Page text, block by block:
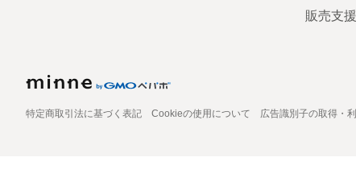
販売支
特定商取引法に基づく表記 Cookieの使用について 広告識別子の取得・